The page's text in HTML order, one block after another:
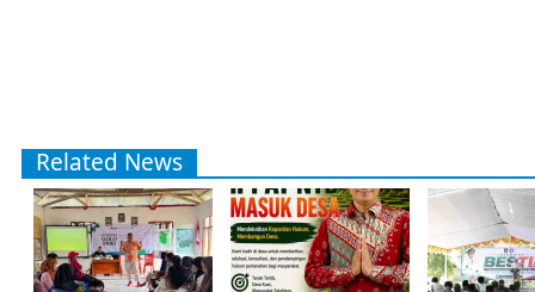
Related News